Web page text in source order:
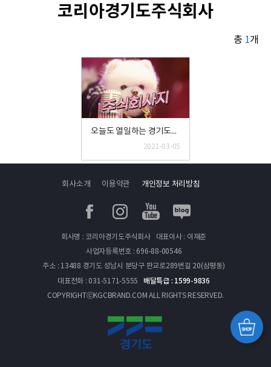
코리아경기도주식회사
총 1개
오늘도 열일하는 경기도주식회사♬
2021-03-05
회사소개 이용약관 개인정보 처리방침
페이스북인스타그램유투브 블로그
회사명 : 코리아경기도주식회사
대표이사 : 이재준
사업자등록번호 : 696-88-00546
주소 : 13488 경기도 성남시 분당구 판교로289번길 20(삼평동)
대표전화 : 031-5171-5555
배달특급 : 1599-9836
COPYRIGHTⓒKGCBRAND.COM ALL RIGHTS RESERVED.
경기
쇼핑